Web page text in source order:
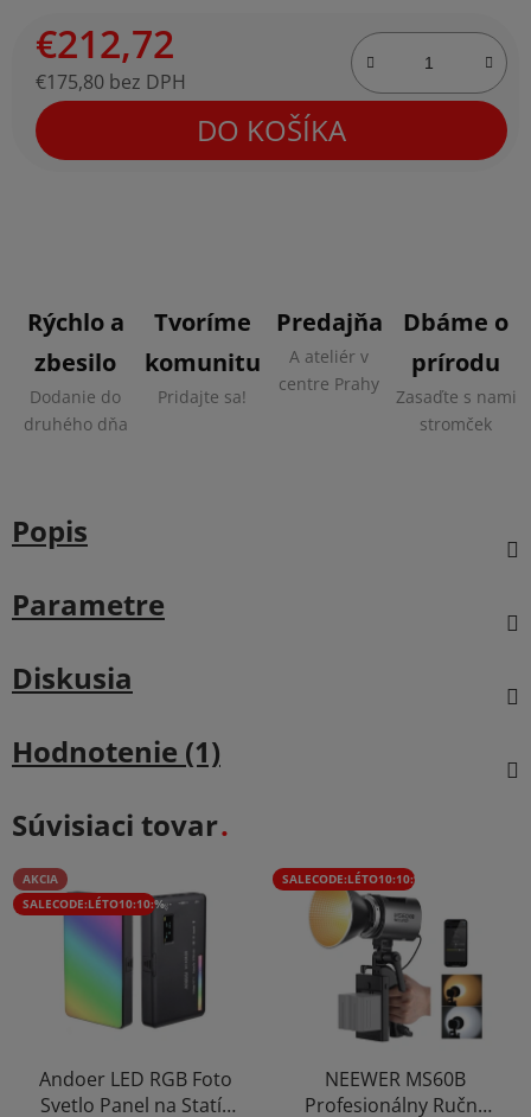
€212,72
€175,80 bez DPH
Jednotková cena:
DO KOŠÍKA
Rýchlo a
zbesilo
Dodanie do
druhého dňa
Tvoríme
komunitu
Pridajte sa!
Predajňa
A ateliér v
centre Prahy
Dbáme o
prírodu
Zasaďte s nami
stromček
Popis
Parametre
Diskusia
Hodnotenie (1)
Súvisiaci tovar
AKCIA
SALECODE:LÉTO10:10:%
Andoer LED RGB Foto
Svetlo Panel na Statív
SALECODE:LÉTO10:10:%
NEEWER MS60B
Profesionálny Ručný